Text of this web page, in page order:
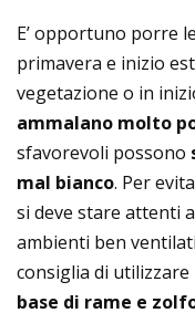
E’ opportuno porre
primavera e inizio
vegetazione o in
ammalano molto
sfavorevoli possono
mal bianco. Per
si deve stare attenti
ambienti ben
consiglia di utilizzare
base di rame e